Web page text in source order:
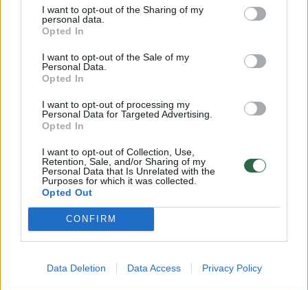
I want to opt-out of the Sharing of my
personal data.
Opted In
I want to opt-out of the Sale of my
Personal Data.
Opted In
I want to opt-out of processing my
Personal Data for Targeted Advertising.
Opted In
I want to opt-out of Collection, Use,
Retention, Sale, and/or Sharing of my
Personal Data that Is Unrelated with the
Purposes for which it was collected.
Opted Out
CONFIRM
Data Deletion Data Access Privacy Policy
vaisinių muselių lervas. Dar praėjusį mėnesį,
moteriai, gyvenančiai Misūryje (JAV),
– tai voras, dėl kurio įkandimo kartais gali
prireikti medikų pagalbos.
Entomologė Nancy Troyano sako, kad kai
kuriems žmonėms tokie nemalonūs atvejai
gali pasitaikyti dažniau, nei kitiems.
„Jei žinote, kad jūsų namuose yra tarakonų,
tada yra tikimybė, kad naktį, kai jie
suaktyvėja, šie kenkėjai gali patekti ir į jūsų